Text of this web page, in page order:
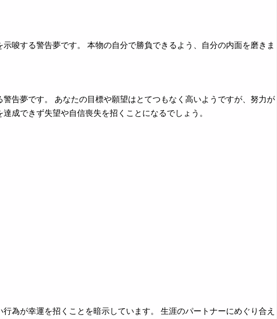
唆する警告夢です。 本物の自分で勝負できるよう、自分の内面を磨きま
告夢です。 あなたの目標や願望はとてつもなく高いようですが、努力が
成できず失望や自信喪失を招くことになるでしょう。
が幸運を招くことを暗示しています。 生涯のパートナーにめぐり合え